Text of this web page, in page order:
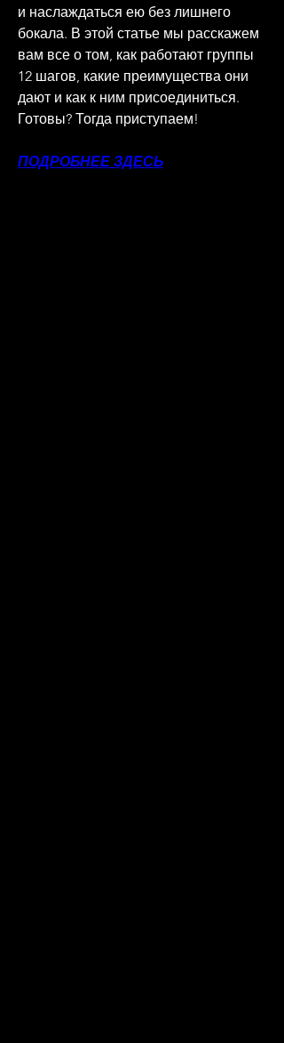
и наслаждаться ею без лишнего
бокала. В этой статье мы расскажем
вам все о том, как работают группы
12 шагов, какие преимущества они
дают и как к ним присоединиться.
Готовы? Тогда приступаем!
ПОДРОБНЕЕ ЗДЕСЬ